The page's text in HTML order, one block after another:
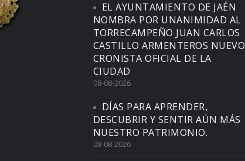
EL AYUNTAMIENTO DE JAÉN
NOMBRA POR UNANIMIDAD AL
TORRECAMPEÑO JUAN CARLOS
CASTILLO ARMENTEROS NUEVO
CRONISTA OFICIAL DE LA
CIUDAD
08-08-2026
DÍAS PARA APRENDER,
DESCUBRIR Y SENTIR AÚN MÁS
NUESTRO PATRIMONIO.
08-08-2026